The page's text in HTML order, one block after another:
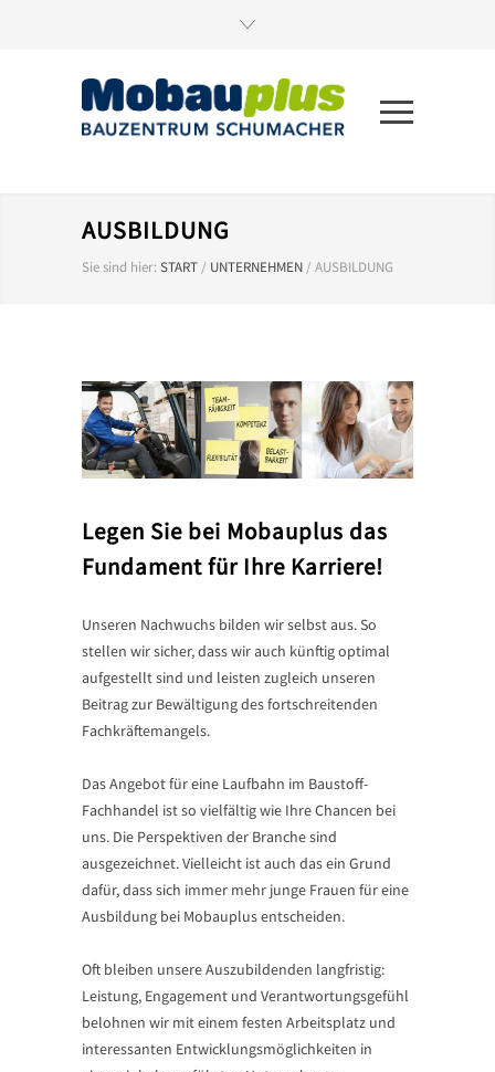
AUSBILDUNG
Sie sind hier:START / UNTERNEHMEN / AUSBILDUNG
Legen Sie bei Mobauplus das
Fundament für Ihre Karriere!
Unseren Nachwuchs bilden wir selbst aus. So
stellen wir sicher, dass wir auch künftig optimal
aufgestellt sind und leisten zugleich unseren
Beitrag zur Bewältigung des fortschreitenden
Fachkräftemangels.
Das Angebot für eine Laufbahn im Baustoff-
Fachhandel ist so vielfältig wie Ihre Chancen bei
uns. Die Perspektiven der Branche sind
ausgezeichnet. Vielleicht ist auch das ein Grund
dafür, dass sich immer mehr junge Frauen für eine
Ausbildung bei Mobauplus entscheiden.
Oft bleiben unsere Auszubildenden langfristig:
Leistung, Engagement und Verantwortungsgefühl
belohnen wir mit einem festen Arbeitsplatz und
interessanten Entwicklungsmöglichkeiten in